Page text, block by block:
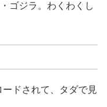
ゴジラ。わくわくし
ドされて、タダで見